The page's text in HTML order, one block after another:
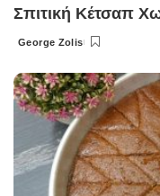
Σπιτική Κέτσαπ
Posted
George Zolis